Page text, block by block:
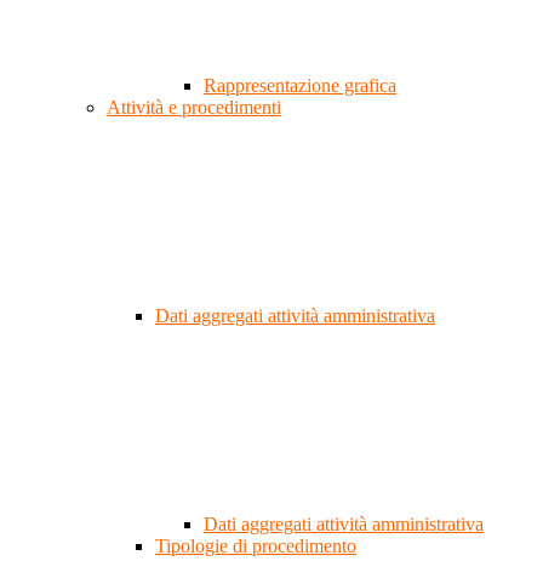
Rappresentazione grafica
Attività e procedimenti
Dati aggregati attività amministrativa
Dati aggregati attività amministrativa
Tipologie di procedimento